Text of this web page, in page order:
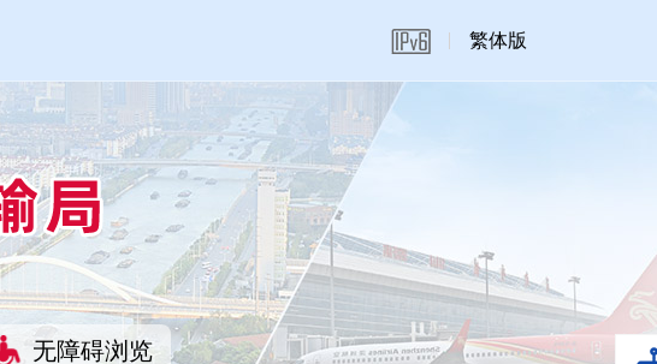
繁体版
无障碍浏览